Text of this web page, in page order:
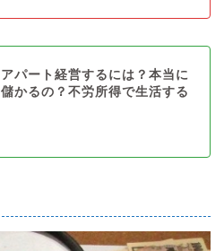
アパート経営するには？本当に
儲かるの？不労所得で生活する